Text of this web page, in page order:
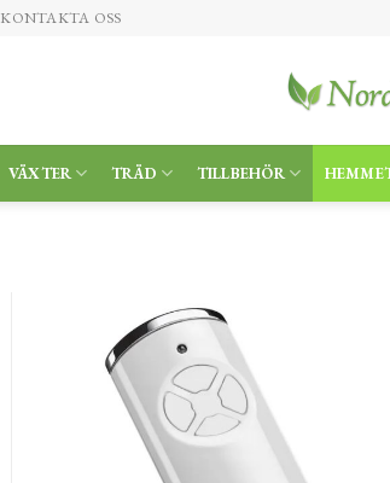
KONTAKTA OSS
VÄXTER TRÄD TILLBEHÖR